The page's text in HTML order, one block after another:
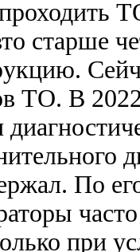
старше
ТО. В
По
при